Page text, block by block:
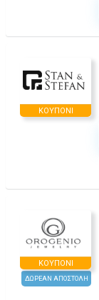
ΚΟΥΠΌΝΙ
ΚΟΥΠΌΝΙ
ΔΩΡΕΑΝ ΑΠΟΣΤΟΛΗ